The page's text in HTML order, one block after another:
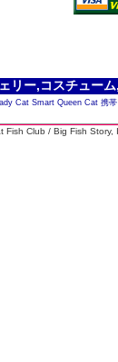
リー,コスチュー
Cat Smart Queen Cat 携
Fish Club / Big Fish Story,